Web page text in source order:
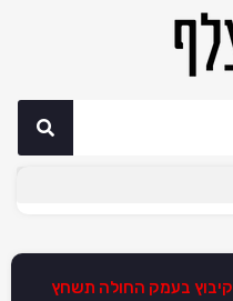
קיבוץ בעמק החולה תשחץ